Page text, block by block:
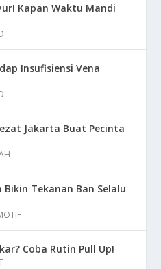
Kapan Waktu Mandi
Insufisiensi Vena
Jakarta Buat Pecinta
Tekanan Ban Selalu
Coba Rutin Pull Up!